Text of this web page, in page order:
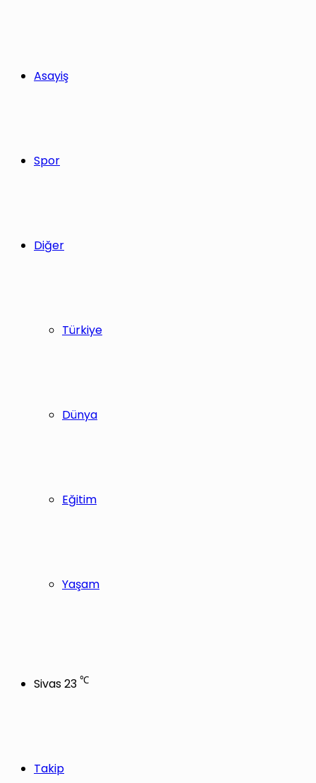
Asayiş
Spor
Diğer
Türkiye
Dünya
Eğitim
Yaşam
Sivas23 ℃
Takip